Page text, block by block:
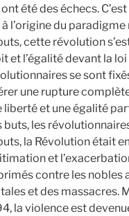
été des échecs.
l’origine du
cette révolution
et l’égalité devant la
se sont
une rupture
liberté et une égalité
buts, les
la Révolution était
et
contre les nobles
et des massacres.
la violence est